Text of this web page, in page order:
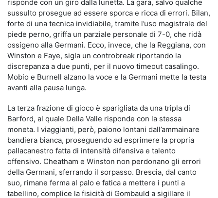
risponde con un giro dalla lunetta. La gara, salvo qualche
sussulto prosegue ad essere sporca e ricca di errori. Bilan,
forte di una tecnica invidiabile, tramite l’uso magistrale del
piede perno, griffa un parziale personale di 7-0, che ridà
ossigeno alla Germani. Ecco, invece, che la Reggiana, con
Winston e Faye, sigla un controbreak riportando la
discrepanza a due punti, per il nuovo timeout casalingo.
Mobio e Burnell alzano la voce e la Germani mette la testa
avanti alla pausa lunga.
La terza frazione di gioco è sparigliata da una tripla di
Barford, al quale Della Valle risponde con la stessa
moneta. I viaggianti, però, paiono lontani dall’ammainare
bandiera bianca, proseguendo ad esprimere la propria
pallacanestro fatta di intensità difensiva e talento
offensivo. Cheatham e Winston non perdonano gli errori
della Germani, sferrando il sorpasso. Brescia, dal canto
suo, rimane ferma al palo e fatica a mettere i punti a
tabellino, complice la fisicità di Gombauld a sigillare il